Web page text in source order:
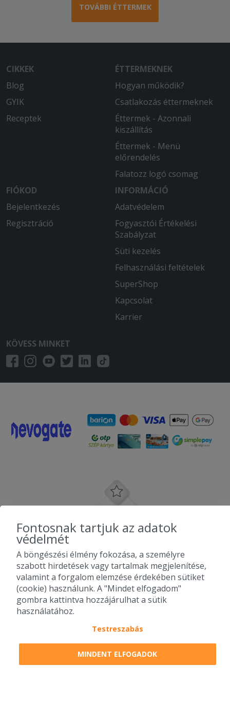
TOVÁBBI ÉTTERMEK
CIKKEK
Blog
GYIK
Receptek
ÉTTERMEKNEK
Hogyan működik?
Csatlakozás éttermeknek
Éttermek - Azonnali
kiszállítás
Éttermek - Menü
előrendelés
Falatozz logó csomag
FIÓKOD
Bejelentkezés
Regisztráció
INFORMÁCIÓ
Adatvédelem
Fogyasztói Értékelési
Szabályzat
Süti kezelés
Felhasználási feltételek
SuperShop
Kapcsolat
Karrier
KÖVESS MINKET
2010-2026 Copyright - Falatozz.hu - Diston-line Kft.
Fontosnak tartjuk az adatok
védelmét
A böngészési élmény fokozása, a személyre
szabott hirdetések vagy tartalmak megjelenítése,
valamint a forgalom elemzése érdekében sütiket
(cookie) használunk. A "Mindet elfogadom"
gombra kattintva hozzájárulhat a sütik
használatához.
Testreszabás
MINDENT ELFOGADOK